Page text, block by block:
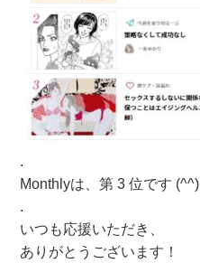
.
Monthlyは、第 3 位です (^^)
.
いつも応援いただき、
ありがとうございます！